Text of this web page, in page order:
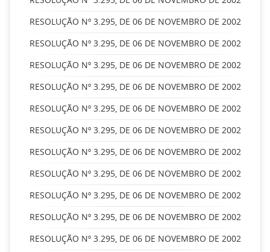
RESOLUÇÃO Nº 3.295, DE 06 DE NOVEMBRO DE 2002
RESOLUÇÃO Nº 3.295, DE 06 DE NOVEMBRO DE 2002
RESOLUÇÃO Nº 3.295, DE 06 DE NOVEMBRO DE 2002
RESOLUÇÃO Nº 3.295, DE 06 DE NOVEMBRO DE 2002
RESOLUÇÃO Nº 3.295, DE 06 DE NOVEMBRO DE 2002
RESOLUÇÃO Nº 3.295, DE 06 DE NOVEMBRO DE 2002
RESOLUÇÃO Nº 3.295, DE 06 DE NOVEMBRO DE 2002
RESOLUÇÃO Nº 3.295, DE 06 DE NOVEMBRO DE 2002
RESOLUÇÃO Nº 3.295, DE 06 DE NOVEMBRO DE 2002
RESOLUÇÃO Nº 3.295, DE 06 DE NOVEMBRO DE 2002
RESOLUÇÃO Nº 3.295, DE 06 DE NOVEMBRO DE 2002